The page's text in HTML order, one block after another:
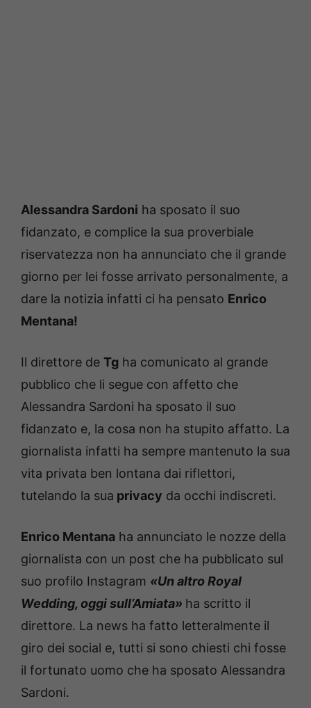
Alessandra Sardoni ha sposato il suo
fidanzato, e complice la sua proverbiale
riservatezza non ha annunciato che il grande
giorno per lei fosse arrivato personalmente, a
dare la notizia infatti ci ha pensato Enrico
Mentana!
Il direttore de Tg ha comunicato al grande
pubblico che li segue con affetto che
Alessandra Sardoni ha sposato il suo
fidanzato e, la cosa non ha stupito affatto. La
giornalista infatti ha sempre mantenuto la sua
vita privata ben lontana dai riflettori,
tutelando la sua privacy da occhi indiscreti.
Enrico Mentana ha annunciato le nozze della
giornalista con un post che ha pubblicato sul
suo profilo Instagram «Un altro Royal
Wedding, oggi sull’Amiata» ha scritto il
direttore. La news ha fatto letteralmente il
giro dei social e, tutti si sono chiesti chi fosse
il fortunato uomo che ha sposato Alessandra
Sardoni.